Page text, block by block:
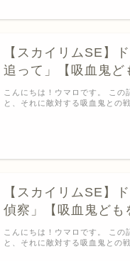
【スカイリムSE】
追って」【吸血鬼ど
こんにちは！ウマロです。 この
と、それに敵対する吸血鬼との
【スカイリムSE】
偵察」【吸血鬼ども
こんにちは！ウマロです。 この
と、それに敵対する吸血鬼との